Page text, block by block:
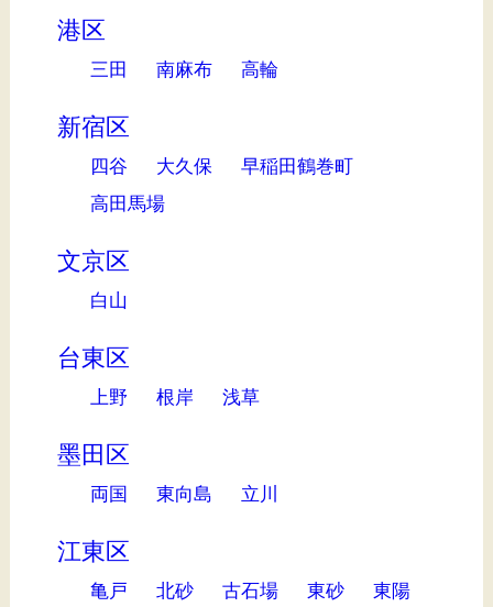
港区
三田 南麻布 高輪
新宿区
四谷 大久保
早稲田鶴巻町
高田馬場
文京区
白山
台東区
上野 根岸 浅草
墨田区
両国 東向島 立川
江東区
亀戸 北砂 古石場 東砂 東陽